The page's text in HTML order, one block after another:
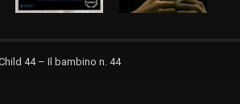
44 – Il bambino n. 44